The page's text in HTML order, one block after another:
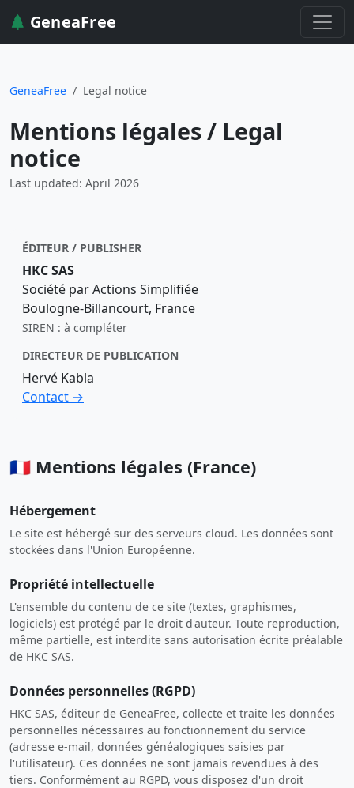
GeneaFree
GeneaFree Legal notice
Mentions légales / Legal
notice
Last updated: April 2026
ÉDITEUR / PUBLISHER
HKC SAS
Société par Actions Simplifiée
Boulogne-Billancourt, France
SIREN : à compléter
DIRECTEUR DE PUBLICATION
Hervé Kabla
Contact →
🇫🇷 Mentions légales (France)
Hébergement
Le site est hébergé sur des serveurs cloud. Les données sont
stockées dans l'Union Européenne.
Propriété intellectuelle
L'ensemble du contenu de ce site (textes, graphismes,
logiciels) est protégé par le droit d'auteur. Toute reproduction,
même partielle, est interdite sans autorisation écrite préalable
de HKC SAS.
Données personnelles (RGPD)
HKC SAS, éditeur de GeneaFree, collecte et traite les données
personnelles nécessaires au fonctionnement du service
(adresse e-mail, données généalogiques saisies par
l'utilisateur). Ces données ne sont jamais revendues à des
tiers. Conformément au RGPD, vous disposez d'un droit